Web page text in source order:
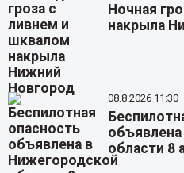
Ночная
накрыла
08.8.2026 11:30
области 8